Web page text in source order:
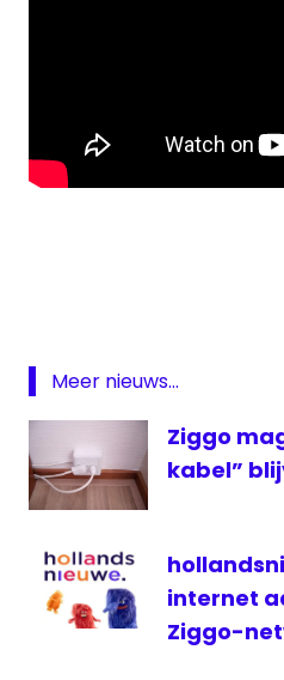
tennis
Rosmalen
tennis
ziggo
Sport
Ziggo
Sport
Meer nieuws...
Ziggo
kabel”
internet
Ziggo-